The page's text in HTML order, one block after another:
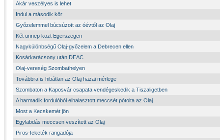
Akár veszélyes is lehet
Indul a második kör
Győzelemmel búcsúzott az óévtől az Olaj
Két ünnep közt Egerszegen
Nagykülönbségű Olaj-győzelem a Debrecen ellen
Kosárkarácsony után DEAC
Olaj-vereség Szombathelyen
Továbbra is hibátlan az Olaj hazai mérlege
Szombaton a Kaposvár csapata vendégeskedik a Tiszaligetben
A harmadik fordulóból elhalasztott meccsét pótolta az Olaj
Most a Kecskemét jön
Egylabdás meccsen veszített az Olaj
Piros-feketék rangadója